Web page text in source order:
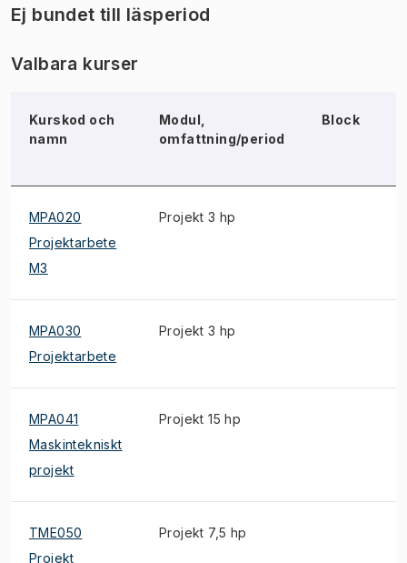
Ej bundet till läsperiod
Valbara kurser
Kurskod och
namn
Modul,
omfattning/period
Block
MPA020
Projektarbete
M3
Projekt 3 hp
MPA030
Projektarbete
Projekt 3 hp
MPA041
Maskintekniskt
projekt
Projekt 15 hp
TME050
Projekt
Projekt 7,5 hp